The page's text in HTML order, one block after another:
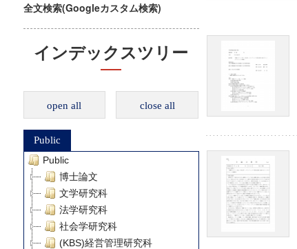
全文検索(Googleカスタム検索)
インデックスツリー
open all close all
Public
Public
博士論文
文学研究科
法学研究科
社会学研究科
(KBS)経営管理研究科